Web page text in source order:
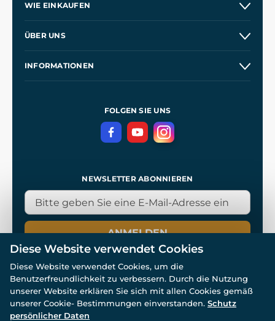
WIE EINKAUFEN
Kontakt
ÜBER UNS
INFORMATIONEN
DatenschutzerklärungFOLGEN SIE UNS
NEWSLETTER ABONNIEREN
ANMELDEN
© Alle Rechte vorbehalten. www.wulflund.de 2007-2026.
Powered by
Diese Website verwendet Cookies
Diese Website verwendet Cookies, um die
Benutzerfreundlichkeit zu verbessern. Durch die Nutzung
unserer Website erklären Sie sich mit allen Cookies gemäß
unserer Cookie- Bestimmungen einverstanden. Schutz
persönlicher Daten